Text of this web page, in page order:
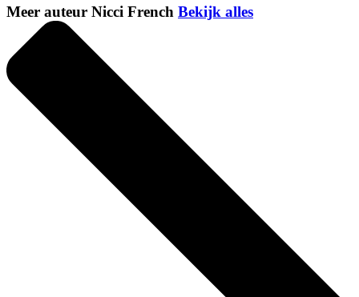
Meer auteur Nicci French Bekijk alles